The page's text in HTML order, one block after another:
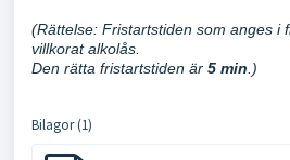
(Rättelse: Fristartstiden som anges i
villkorat alkolås.
Den rätta fristartstiden är 5 min .)
Bilagor (1)